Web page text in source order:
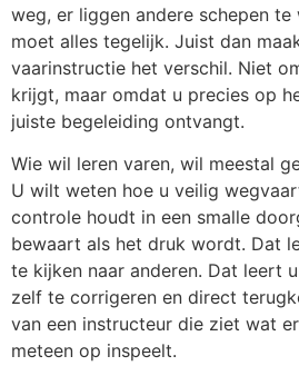
weg, er liggen andere schepen te
moet alles tegelijk. Juist dan
vaarinstructie het verschil. Niet
krijgt, maar omdat u precies op
juiste begeleiding ontvangt.
Wie wil leren varen, wil meestal
U wilt weten hoe u veilig
controle houdt in een smalle
bewaart als het druk wordt. Dat
te kijken naar anderen. Dat leert
zelf te corrigeren en direct
van een instructeur die ziet wat
meteen op inspeelt.